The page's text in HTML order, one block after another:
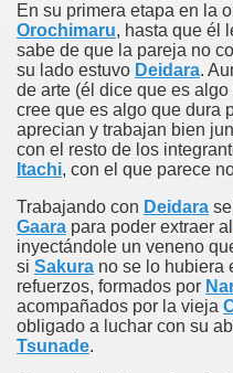
En su primera etapa en la
Orochimaru, hasta que él
sabe de que la pareja no
su lado estuvo Deidara.
de arte (él dice que es
cree que es algo que dura
aprecian y trabajan bien
con el resto de los
Itachi, con el que parece
Trabajando con Deidara
Gaara para poder extraer al
inyectándole un veneno
si Sakura no se lo hubiera
refuerzos, formados por
acompañados por la vieja
obligado a luchar con su
Tsunade.